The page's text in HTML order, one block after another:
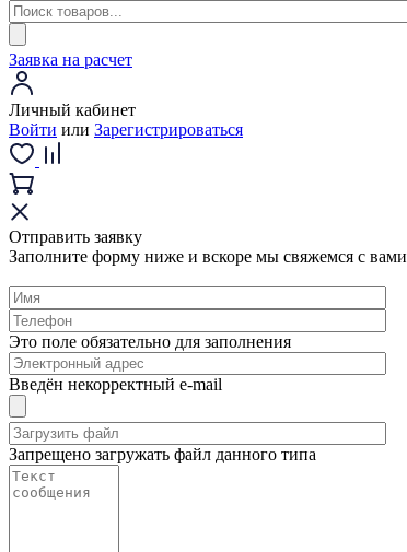
Заявка на расчет
Личный кабинет
Войти или Зарегистрироваться
Отправить заявку
Заполните форму ниже и вскоре мы свяжемся с вами
Это поле обязательно для заполнения
Введён некорректный e-mail
Запрещено загружать файл данного типа